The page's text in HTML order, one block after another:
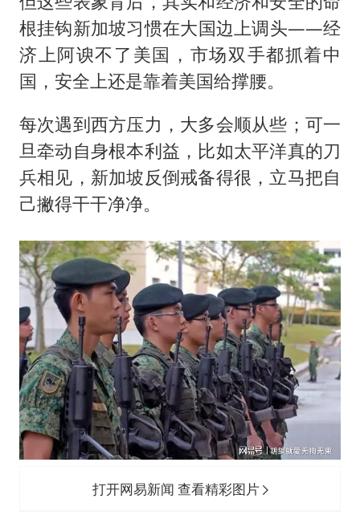
根挂钩新加坡习惯在大国边上调头——经
济上阿谀不了美国，市场双手都抓着中
国，安全上还是靠着美国给撑腰。
每次遇到西方压力，大多会顺从些；可一
旦牵动自身根本利益，比如太平洋真的刀
兵相见，新加坡反倒戒备得很，立马把自
己撇得干干净净。
打开网易新闻 查看精彩图片